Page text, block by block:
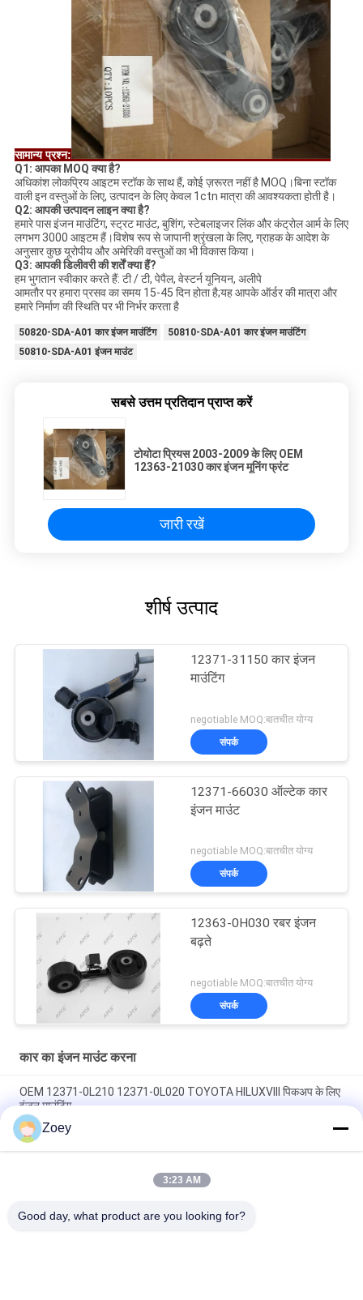
सामान्य प्रश्न:
Q1: आपका MOQ क्या है?
अधिकांश लोकप्रिय आइटम स्टॉक के साथ हैं, कोई ज़रूरत नहीं है MOQ।बिना स्टॉक
वाली इन वस्तुओं के लिए, उत्पादन के लिए केवल 1ctn मात्रा की आवश्यकता होती है।
Q2: आपकी उत्पादन लाइन क्या है?
हमारे पास इंजन माउंटिंग, स्ट्रट माउंट, बुशिंग, स्टेबलाइजर लिंक और कंट्रोल आर्म के लिए
लगभग 3000 आइटम हैं।विशेष रूप से जापानी श्रृंखला के लिए, ग्राहक के आदेश के
अनुसार कुछ यूरोपीय और अमेरिकी वस्तुओं का भी विकास किया।
Q3: आपकी डिलीवरी की शर्तें क्या हैं?
हम भुगतान स्वीकार करते हैं: टी / टी, पेपैल, वेस्टर्न यूनियन, अलीपे
आमतौर पर हमारा प्रसव का समय 15-45 दिन होता है;यह आपके ऑर्डर की मात्रा और
हमारे निर्माण की स्थिति पर भी निर्भर करता है
50820-SDA-A01 कार इंजन माउंटिंग
50810-SDA-A01 कार इंजन माउंटिंग
50810-SDA-A01 इंजन माउंट
सबसे उत्तम प्रतिदान प्राप्त करें
टोयोटा प्रियस 2003-2009 के लिए OEM
12363-21030 कार इंजन मूनिंग फ्रंट
जारी रखें
शीर्ष उत्पाद
12371-31150 कार इंजन
माउंटिंग
negotiable MOQ:बातचीत योग्य
संपर्क
12371-66030 ऑल्टेक कार
इंजन माउंट
negotiable MOQ:बातचीत योग्य
संपर्क
12363-0H030 रबर इंजन
बढ़ते
negotiable MOQ:बातचीत योग्य
संपर्क
कार का इंजन माउंट करना
OEM 12371-0L210 12371-0L020 TOYOTA HILUXVIII पिकअप के लिए
इंजन माउंटिंग
OEM 12361-31210 1236131210 TOYOTA ALPHARD / VELLFIRE
के लिए इंजन माउंटिंग
ओईएम 12305-0P010 12305-31070 12305-31080 लेक्सस RX350
Zoey
3:23 AM
Good day, what product are you looking for?